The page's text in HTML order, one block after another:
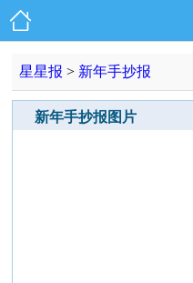
星星报 > 新年手抄报
新年手抄报图片